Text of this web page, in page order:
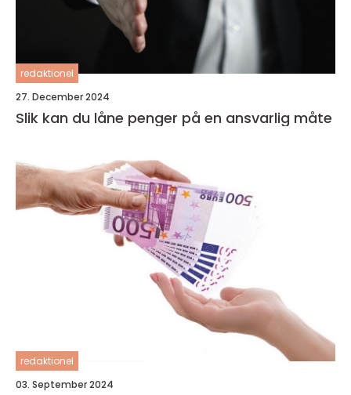
redaktionel
27. December 2024
Slik kan du låne penger på en ansvarlig måte
redaktionel
03. September 2024